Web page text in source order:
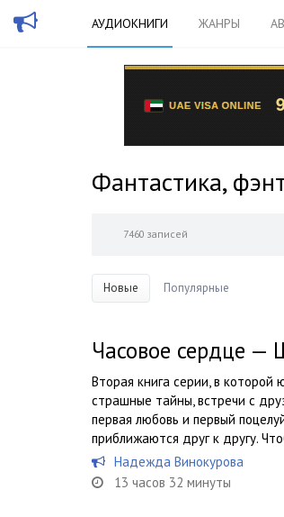
АУДИОКНИГИ ЖАНРЫ
Фантастика,
7460 записей
Новые Популярные
Часовое сердце —
Вторая книга серии, в
страшные тайны, встречи с
первая любовь и первый
приближаются друг к другу.
Надежда Винокурова
13 часов 32 минуты